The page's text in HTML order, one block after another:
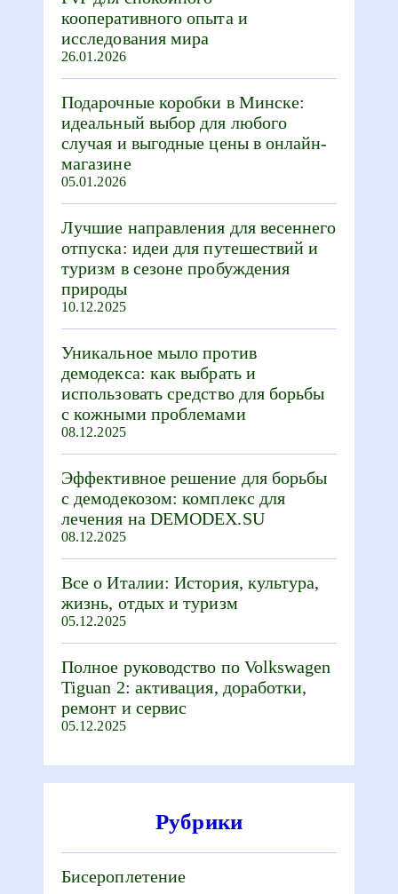
кооперативного опыта и
исследования мира
26.01.2026
Подарочные коробки в Минске:
идеальный выбор для любого
случая и выгодные цены в онлайн-
магазине
05.01.2026
Лучшие направления для весеннего
отпуска: идеи для путешествий и
туризм в сезоне пробуждения
природы
10.12.2025
Уникальное мыло против
демодекса: как выбрать и
использовать средство для борьбы
с кожными проблемами
08.12.2025
Эффективное решение для борьбы
с демодекозом: комплекс для
лечения на DEMODEX.SU
08.12.2025
Все о Италии: История, культура,
жизнь, отдых и туризм
05.12.2025
Полное руководство по Volkswagen
Tiguan 2: активация, доработки,
ремонт и сервис
05.12.2025
Рубрики
Бисероплетение